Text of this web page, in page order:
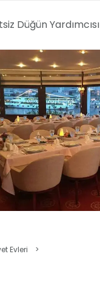
Düğün Yardımcısı
Evleri
>